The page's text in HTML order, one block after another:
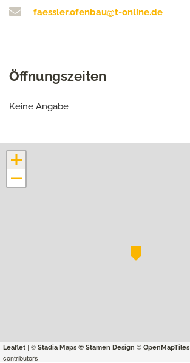
faessler.ofenbau@t-online.de
Öffnungszeiten
Keine Angabe
+
−
Leaflet | © Stadia Maps © Stamen Design © OpenMapTiles
contributors